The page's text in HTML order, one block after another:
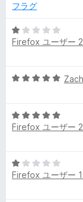
フラグ
5
段
1
価
Firefox ユーザー
5
中
5
価
Zach
5
段
5
の
Firefox ユーザー
5
段
Firefox ユーザー